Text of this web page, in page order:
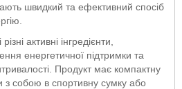
швидкий та ефективний спосіб
активні інгредієнти,
енергетичної підтримки та
Продукт має компактну
з собою в спортивну сумку або